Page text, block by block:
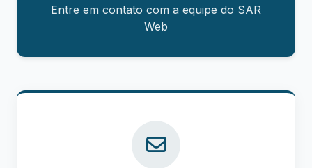
Entre em contato com a equipe do SAR
Web